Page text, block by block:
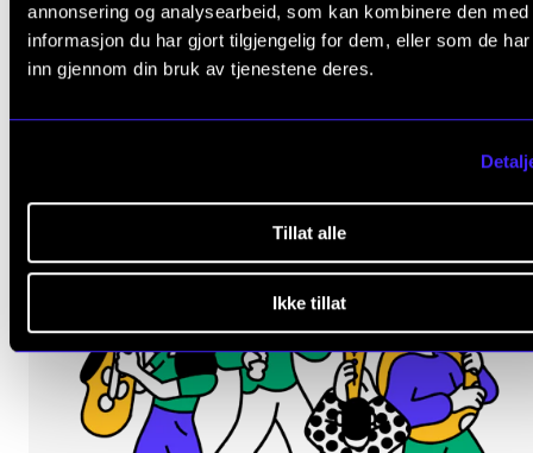
annonsering og analysearbeid, som kan kombinere den med
informasjon du har gjort tilgjengelig for dem, eller som de
inn gjennom din bruk av tjenestene deres.
Tillat alle
Ikke tillat
Fredag 21. august
17:00 - 18:00